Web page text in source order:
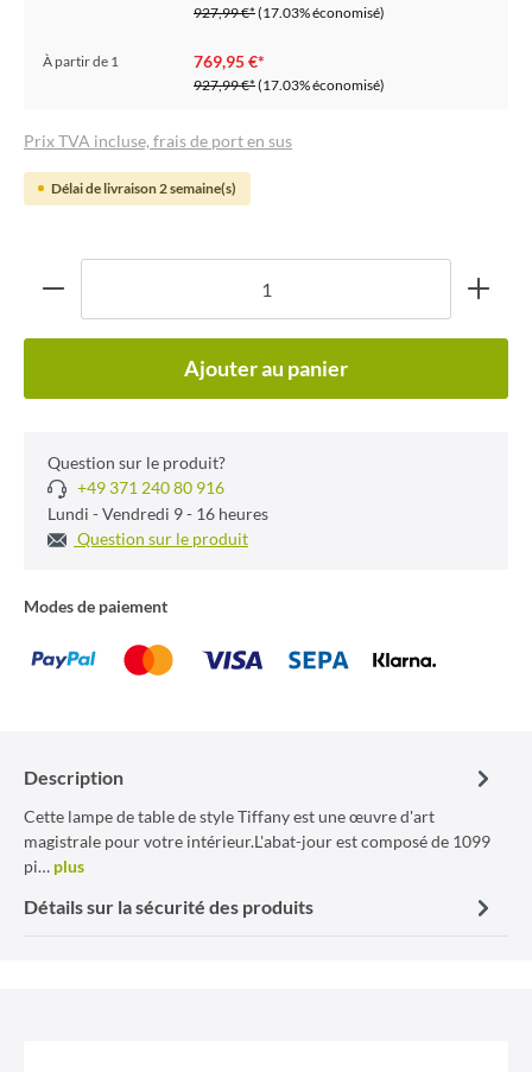
927,99 €*(17.03% économisé)
À partir de 1 769,95 €*
927,99 €*(17.03% économisé)
Prix TVA incluse, frais de port en sus
Délai de livraison 2 semaine(s)
Ajouter au panier
Question sur le produit?
+49 371 240 80 916
Lundi - Vendredi 9 - 16 heures
Question sur le produit
Modes de paiement
Description
Cette lampe de table de style Tiffany est une œuvre d'art
magistrale pour votre intérieur.L'abat-jour est composé de 1099
pi… plus
Détails sur la sécurité des produits